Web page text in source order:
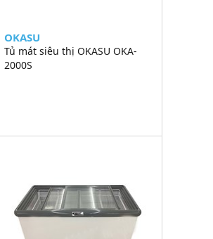
OKASU
Tủ mát siêu thị OKASU OKA-
2000S